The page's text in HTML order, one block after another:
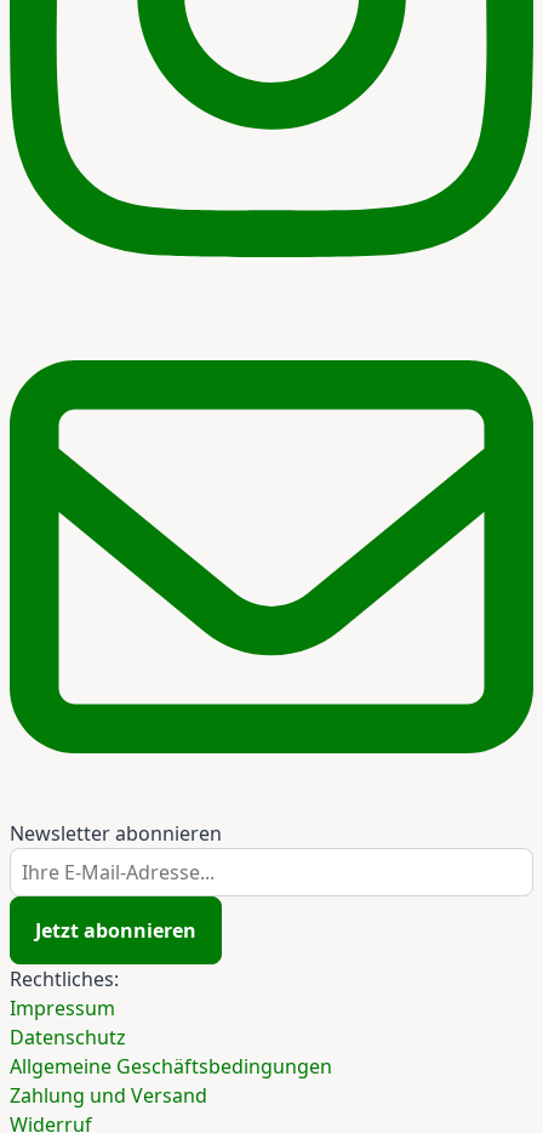
Newsletter abonnieren
Ihre E-Mail-Adresse...
Jetzt abonnieren
Rechtliches:
Impressum
Datenschutz
Allgemeine Geschäftsbedingungen
Zahlung und Versand
Widerruf